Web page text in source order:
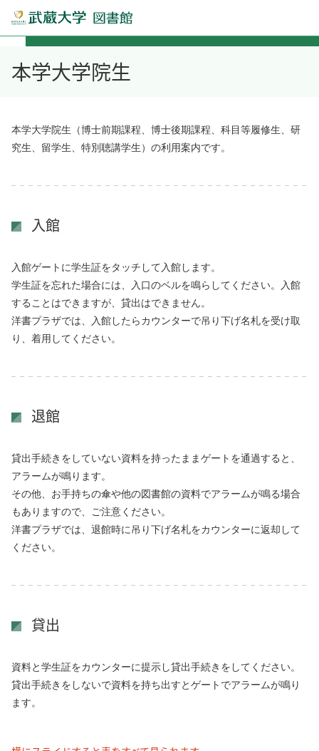
本学大学院生
本学大学院生（博士前期課程、博士後期課程、科目等履修生、研
究生、留学生、特別聴講学生）の利用案内です。
入館
入館ゲートに学生証をタッチして入館します。
学生証を忘れた場合には、入口のベルを鳴らしてください。入館
することはできますが、貸出はできません。
洋書プラザでは、入館したらカウンターで吊り下げ名札を受け取
り、着用してください。
退館
貸出手続きをしていない資料を持ったままゲートを通過すると、
アラームが鳴ります。
その他、お手持ちの傘や他の図書館の資料でアラームが鳴る場合
もありますので、ご注意ください。
洋書プラザでは、退館時に吊り下げ名札をカウンターに返却して
ください。
貸出
資料と学生証をカウンターに提示し貸出手続きをしてください。
貸出手続きをしないで資料を持ち出すとゲートでアラームが鳴り
ます。